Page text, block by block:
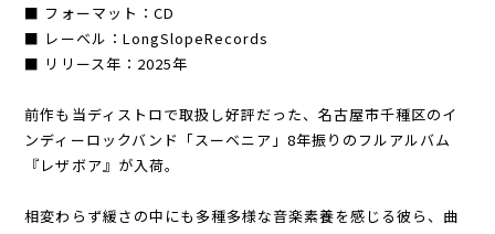
■ フォーマット：CD
■ レーベル：LongSlopeRecords
■ リリース年：2025年
前作も当ディストロで取扱し好評だった、名古屋市千種区のイ
ンディーロックバンド「スーベニア」8年振りのフルアルバム
『レザボア』が入荷。
相変わらず緩さの中にも多種多様な音楽素養を感じる彼ら、曲